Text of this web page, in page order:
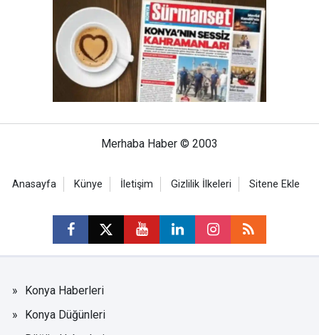
Merhaba Haber © 2003
Anasayfa Künye İletişim Gizlilik İlkeleri Sitene Ekle
Konya Haberleri
Konya Düğünleri